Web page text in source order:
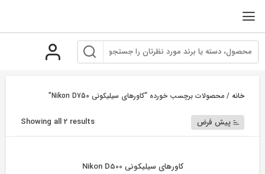
خانه / محصولات برچسب خورده “کاورهای سیلیکونی Nikon D750”
Showing all 2 results پیش فرض
کاورهای سیلیکونی Nikon D500